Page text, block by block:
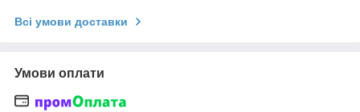
Всі умови доставки
Умови оплати